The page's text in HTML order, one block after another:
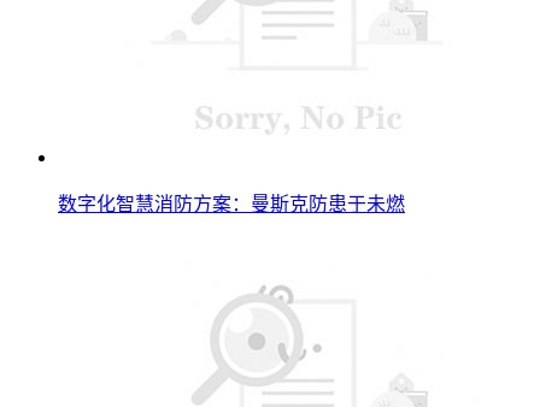
数字化智慧消防方案：曼斯克防患于未燃